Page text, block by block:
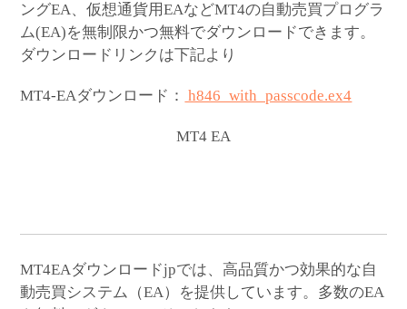
ングEA、仮想通貨用EAなどMT4の自動売買プログラ
ム(EA)を無制限かつ無料でダウンロードできます。
ダウンロードリンクは下記より
MT4-EAダウンロード： h846_with_passcode.ex4
MT4 EA
MT4EAダウンロードjpでは、高品質かつ効果的な自
動売買システム（EA）を提供しています。多数のEA